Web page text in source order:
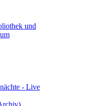
und
- Live